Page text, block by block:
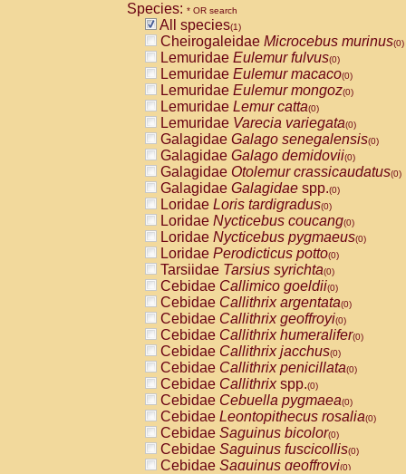
Species: * OR search
All species(1)
Cheirogaleidae Microcebus murinus(0)
Lemuridae Eulemur fulvus(0)
Lemuridae Eulemur macaco(0)
Lemuridae Eulemur mongoz(0)
Lemuridae Lemur catta(0)
Lemuridae Varecia variegata(0)
Galagidae Galago senegalensis(0)
Galagidae Galago demidovii(0)
Galagidae Otolemur crassicaudatus(0)
Galagidae Galagidae spp.(0)
Loridae Loris tardigradus(0)
Loridae Nycticebus coucang(0)
Loridae Nycticebus pygmaeus(0)
Loridae Perodicticus potto(0)
Tarsiidae Tarsius syrichta(0)
Cebidae Callimico goeldii(0)
Cebidae Callithrix argentata(0)
Cebidae Callithrix geoffroyi(0)
Cebidae Callithrix humeralifer(0)
Cebidae Callithrix jacchus(0)
Cebidae Callithrix penicillata(0)
Cebidae Callithrixspp.(0)
Cebidae Cebuella pygmaea(0)
Cebidae Leontopithecus rosalia(0)
Cebidae Saguinus bicolor(0)
Cebidae Saguinus fuscicollis(0)
Cebidae Saguinus geoffroyi(0)